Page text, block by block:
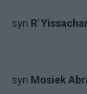
syn R'
syn Mosiek